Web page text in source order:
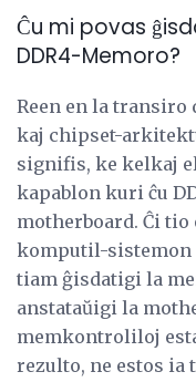
Ĉu mi povas
DDR4-Memoro?
Reen en la transiro
kaj chipset-
signifis, ke kelkaj
kapablon kuri ĉu
motherboard. Ĉi
komputil-sistemon
tiam ĝisdatigi la
anstataŭigi la
memkontroliloj
rezulto, ne estos ia